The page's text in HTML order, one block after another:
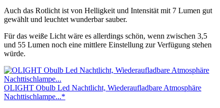
Auch das Rotlicht ist von Helligkeit und Intensität mit 7 Lumen gut
gewählt und leuchtet wunderbar sauber.
Für das weiße Licht wäre es allerdings schön, wenn zwischen 3,5
und 55 Lumen noch eine mittlere Einstellung zur Verfügung stehen
würde.
OLIGHT Obulb Led Nachtlicht, Wiederaufladbare Atmosphäre
Nachttischlampe...*